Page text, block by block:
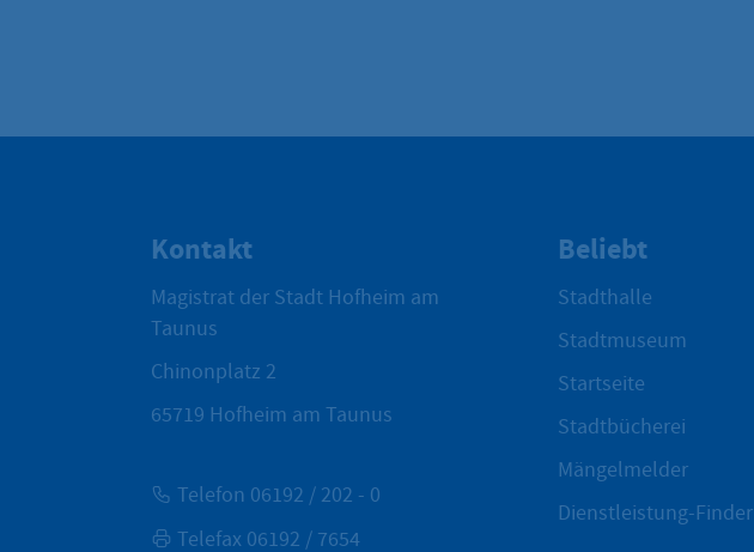
Kontakt
Magistrat der Stadt Hofheim am
Taunus
Chinonplatz 2
65719 Hofheim am Taunus
Telefon 06192 / 202 - 0
Telefax 06192 / 7654
Beliebt
Stadthalle
Stadtmuseum
Startseite
Stadtbücherei
Mängelmelder
Dienstleistung-Finder